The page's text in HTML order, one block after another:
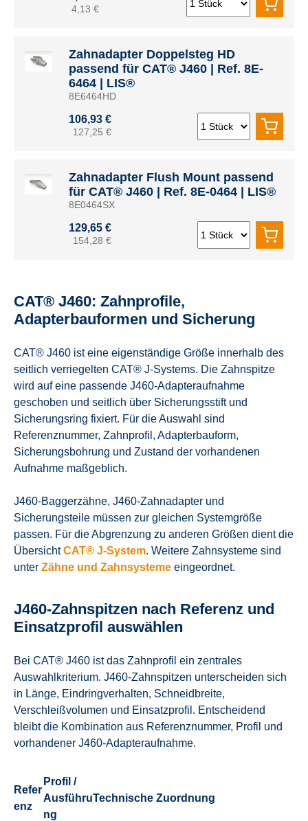
4,13 €
Zahnadapter Doppelsteg HD
passend für CAT® J460 | Ref. 8E-
6464 | LIS®
8E6464HD
106,93 €
127,25 €
Zahnadapter Flush Mount passend
für CAT® J460 | Ref. 8E-0464 | LIS®
8E0464SX
129,65 €
154,28 €
CAT® J460: Zahnprofile,
Adapterbauformen und Sicherung
CAT® J460 ist eine eigenständige Größe innerhalb des
seitlich verriegelten CAT® J-Systems. Die Zahnspitze
wird auf eine passende J460-Adapteraufnahme
geschoben und seitlich über Sicherungsstift und
Sicherungsring fixiert. Für die Auswahl sind
Referenznummer, Zahnprofil, Adapterbauform,
Sicherungsbohrung und Zustand der vorhandenen
Aufnahme maßgeblich.
J460-Baggerzähne, J460-Zahnadapter und
Sicherungsteile müssen zur gleichen Systemgröße
passen. Für die Abgrenzung zu anderen Größen dient die
ÜbersichtCAT® J-System. Weitere Zahnsysteme sind
unter Zähne und Zahnsysteme eingeordnet.
J460-Zahnspitzen nach Referenz und
Einsatzprofil auswählen
Bei CAT® J460 ist das Zahnprofil ein zentrales
Auswahlkriterium. J460-Zahnspitzen unterscheiden sich
in Länge, Eindringverhalten, Schneidbreite,
Verschleißvolumen und Einsatzprofil. Entscheidend
bleibt die Kombination aus Referenznummer, Profil und
vorhandener J460-Adapteraufnahme.
Refer
enz
Profil /
Ausführu
ng
Technische Zuordnung